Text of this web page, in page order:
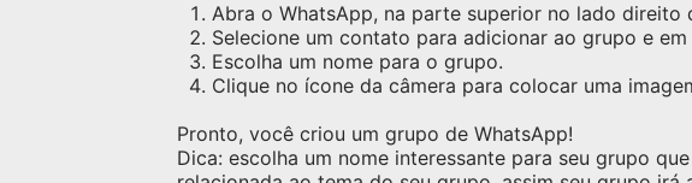
Abra o WhatsApp, na parte superior no lado direito
Selecione um contato para adicionar ao grupo e
Escolha um nome para o grupo.
Clique no ícone da câmera para colocar uma
Pronto, você criou um grupo de WhatsApp!
Dica: escolha um nome interessante para seu grupo